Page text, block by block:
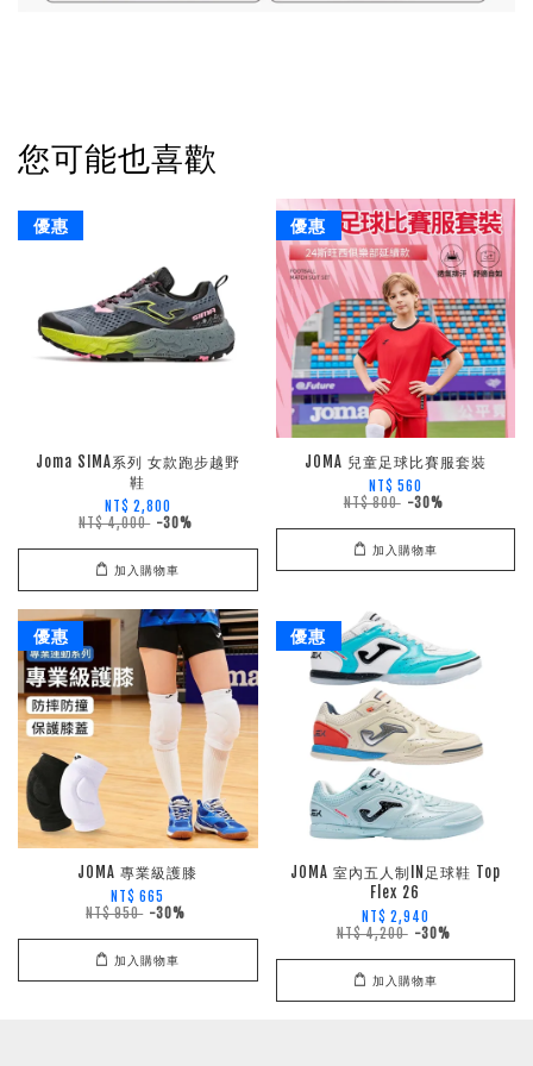
您可能也喜歡
優惠
Joma SIMA系列 女款跑步越野
鞋
NT$ 2,800
NT$ 4,000 -30%
加入購物車
優惠
JOMA 兒童足球比賽服套裝
NT$ 560
NT$ 800 -30%
加入購物車
優惠
JOMA 專業級護膝
NT$ 665
NT$ 950 -30%
加入購物車
優惠
JOMA 室內五人制IN足球鞋 Top
Flex 26
NT$ 2,940
NT$ 4,200 -30%
加入購物車